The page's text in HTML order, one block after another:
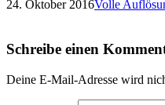
24. Oktober 2016Volle
Schreibe einen
Deine E-Mail-Adresse wird